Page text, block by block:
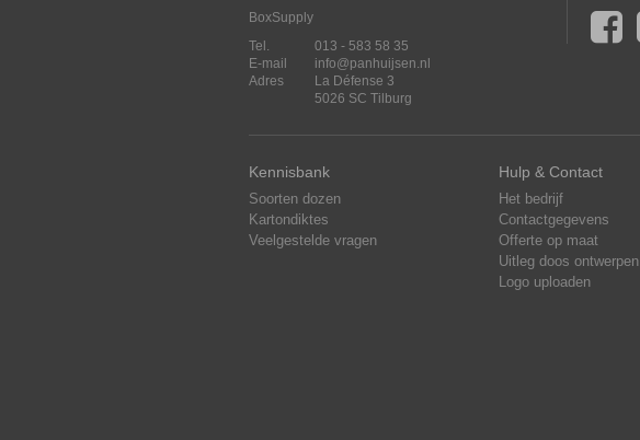
BoxSupply
Tel.
013 - 583 58 35
E-mail
info@panhuijsen.nl
Adres
La Défense 3
5026 SC Tilburg
Kennisbank
Soorten dozen
Kartondiktes
Veelgestelde vragen
Hulp & Contact
Het bedrijf
Contactgegevens
Offerte op maat
Uitleg doos ontwerpen
Logo uploaden